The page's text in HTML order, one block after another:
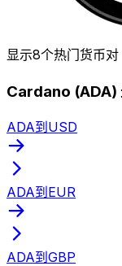
显示8个热门货币对
Cardano (ADA)
ADA到USD
ADA到EUR
ADA到GBP